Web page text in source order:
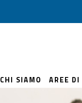
CHI SIAMO AREE